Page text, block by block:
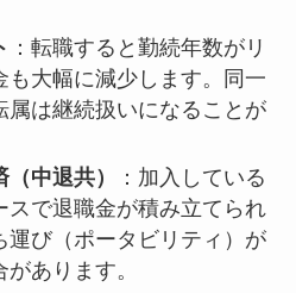
：転職すると勤続年数がリ
も大幅に減少します。同一
属は継続扱いになることが
中退共）
：加入している
スで退職金が積み立てられ
運び（ポータビリティ）が
あります。